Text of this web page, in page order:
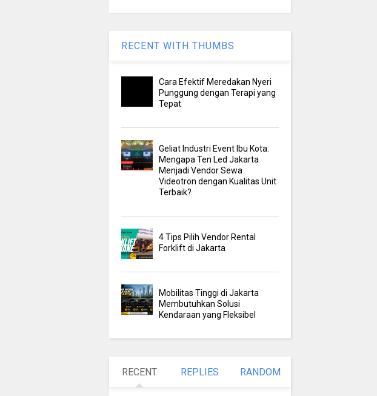
RECENT WITH THUMBS
Cara Efektif Meredakan Nyeri
Punggung dengan Terapi yang
Tepat
Geliat Industri Event Ibu Kota:
Mengapa Ten Led Jakarta
Menjadi Vendor Sewa
Videotron dengan Kualitas Unit
Terbaik?
4 Tips Pilih Vendor Rental
Forklift di Jakarta
Mobilitas Tinggi di Jakarta
Membutuhkan Solusi
Kendaraan yang Fleksibel
RECENT REPLIES RANDOM